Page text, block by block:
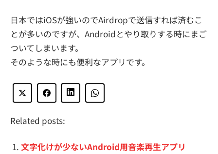
日本ではiOSが強いのでAirdropで送信すれば済むこ
とが多いのですが、Androidとやり取りする時にまご
ついてしまいます。
そのような時にも便利なアプリです。
Related posts:
文字化けが少ないAndroid用音楽再生アプリ